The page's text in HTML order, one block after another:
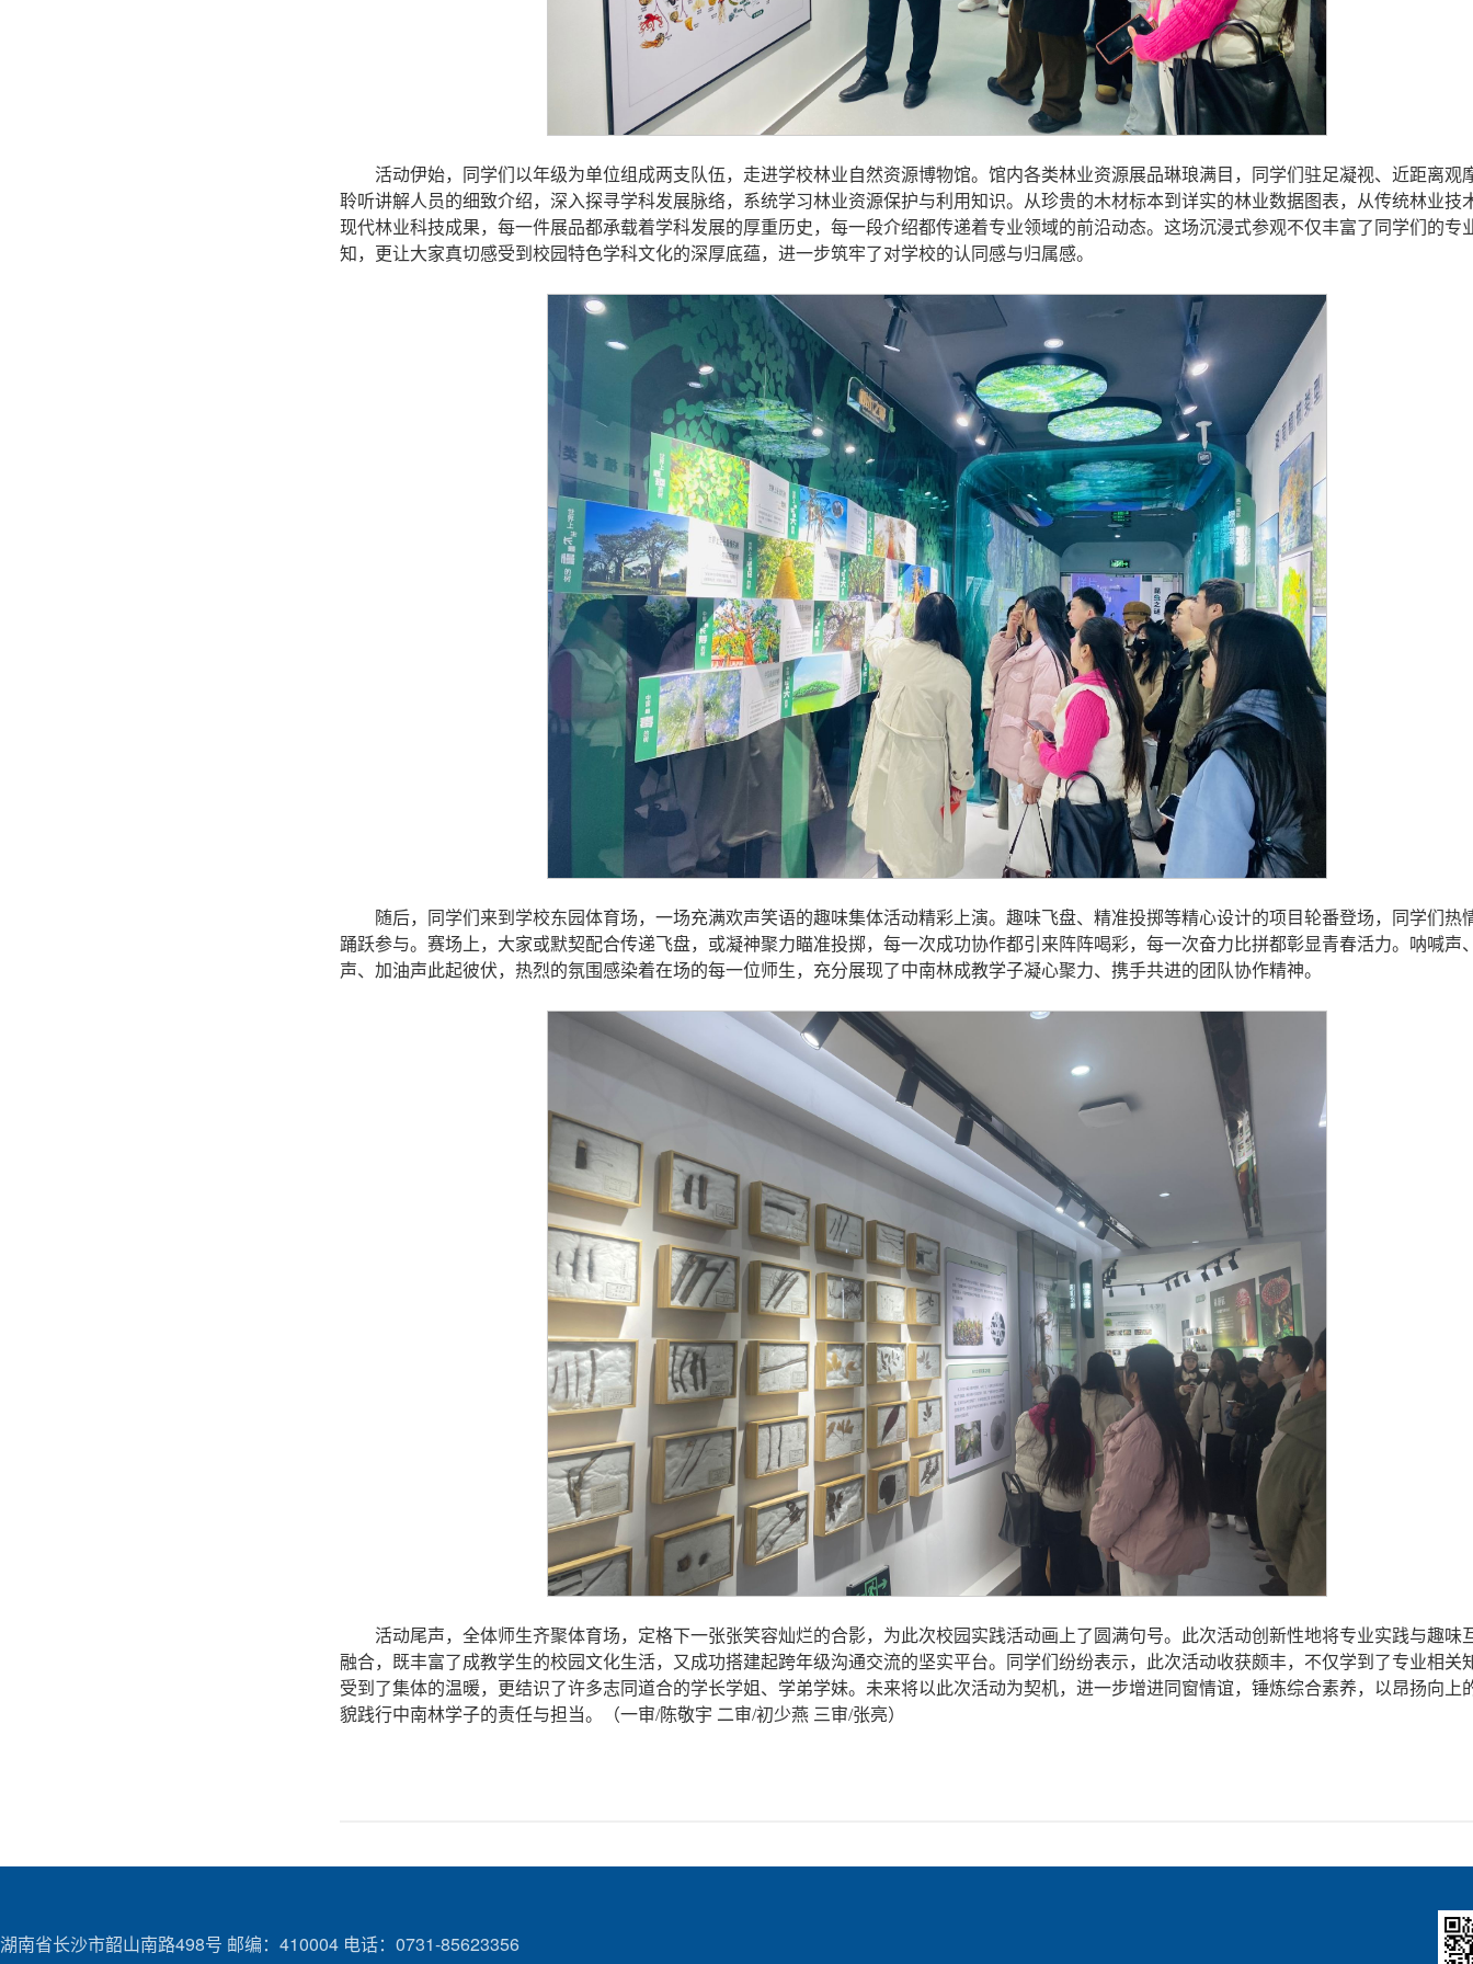
活动伊始，同学们以年级为单位组成两支队伍，走进学校林业自然资源博物馆。馆内各类林业资源展品琳琅满目，同学们驻足凝视、近距离观
聆听讲解人员的细致介绍，深入探寻学科发展脉络，系统学习林业资源保护与利用知识。从珍贵的木材标本到详实的林业数据图表，从传统林业技
现代林业科技成果，每一件展品都承载着学科发展的厚重历史，每一段介绍都传递着专业领域的前沿动态。这场沉浸式参观不仅丰富了同学们的专
知，更让大家真切感受到校园特色学科文化的深厚底蕴，进一步筑牢了对学校的认同感与归属感。
随后，同学们来到学校东园体育场，一场充满欢声笑语的趣味集体活动精彩上演。趣味飞盘、精准投掷等精心设计的项目轮番登场，同学们热
踊跃参与。赛场上，大家或默契配合传递飞盘，或凝神聚力瞄准投掷，每一次成功协作都引来阵阵喝彩，每一次奋力比拼都彰显青春活力。呐喊声
声、加油声此起彼伏，热烈的氛围感染着在场的每一位师生，充分展现了中南林成教学子凝心聚力、携手共进的团队协作精神。
活动尾声，全体师生齐聚体育场，定格下一张张笑容灿烂的合影，为此次校园实践活动画上了圆满句号。此次活动创新性地将专业实践与趣味
融合，既丰富了成教学生的校园文化生活，又成功搭建起跨年级沟通交流的坚实平台。同学们纷纷表示，此次活动收获颇丰，不仅学到了专业相关
受到了集体的温暖，更结识了许多志同道合的学长学姐、学弟学妹。未来将以此次活动为契机，进一步增进同窗情谊，锤炼综合素养，以昂扬向上
貌践行中南林学子的责任与担当。（一审/陈敬宇 二审/初少燕 三审/张亮）
湖南省长沙市韶山南路498号 邮编：410004 电话：0731-85623356